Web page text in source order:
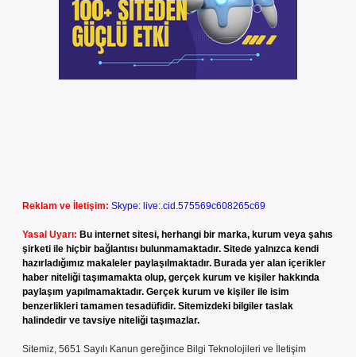
Reklam ve İletişim: Skype: live:.cid.575569c608265c69
Yasal Uyarı: Bu internet sitesi, herhangi bir marka, kurum veya şahıs
şirketi ile hiçbir bağlantısı bulunmamaktadır. Sitede yalnızca kendi
hazırladığımız makaleler paylaşılmaktadır. Burada yer alan içerikler
haber niteliği taşımamakta olup, gerçek kurum ve kişiler hakkında
paylaşım yapılmamaktadır. Gerçek kurum ve kişiler ile isim
benzerlikleri tamamen tesadüfidir. Sitemizdeki bilgiler taslak
halindedir ve tavsiye niteliği taşımazlar.
Sitemiz, 5651 Sayılı Kanun gereğince Bilgi Teknolojileri ve İletişim